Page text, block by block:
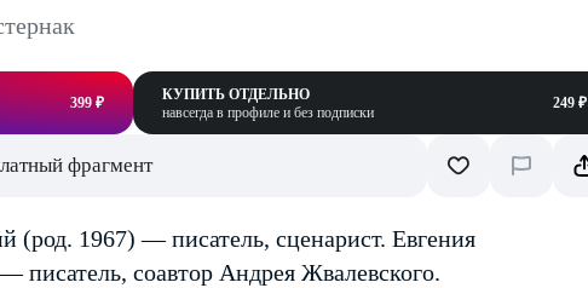
399 ₽
КУПИТЬ ОТДЕЛЬНО
навсегда в профиле и без подписки
249 ₽
фрагмент
(род. 1967) — писатель, сценарист. Евгения
писатель, соавтор Андрея Жвалевского.